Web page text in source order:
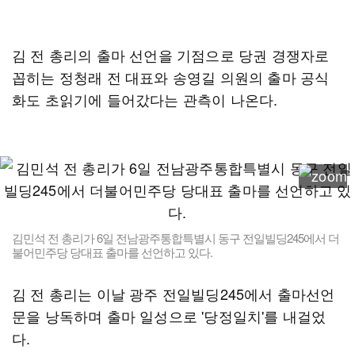
김 전 총리의 출마 선언을 기점으로 당권 경쟁자로
꼽히는 정청래 전 대표와 송영길 의원의 출마 공식
화도 초읽기에 들어갔다는 관측이 나온다.
김민석 전 총리가 6일 전남광주통합특별시 동구 전일빌딩245에서 더
불어민주당 당대표 출마를 선언하고 있다.
김 전 총리는 이날 광주 전일빌딩245에서 출마선언
문을 낭독하며 출마 일성으로 '당정일치'를 내걸었
다.